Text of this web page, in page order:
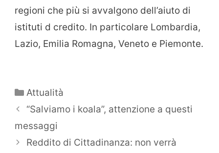
regioni che più si avvalgono dell’aiuto di
istituti d credito. In particolare Lombardia,
Lazio, Emilia Romagna, Veneto e Piemonte.
Categorie
Attualità
“Salviamo i koala”, attenzione a questi
messaggi
Reddito di Cittadinanza: non verrà